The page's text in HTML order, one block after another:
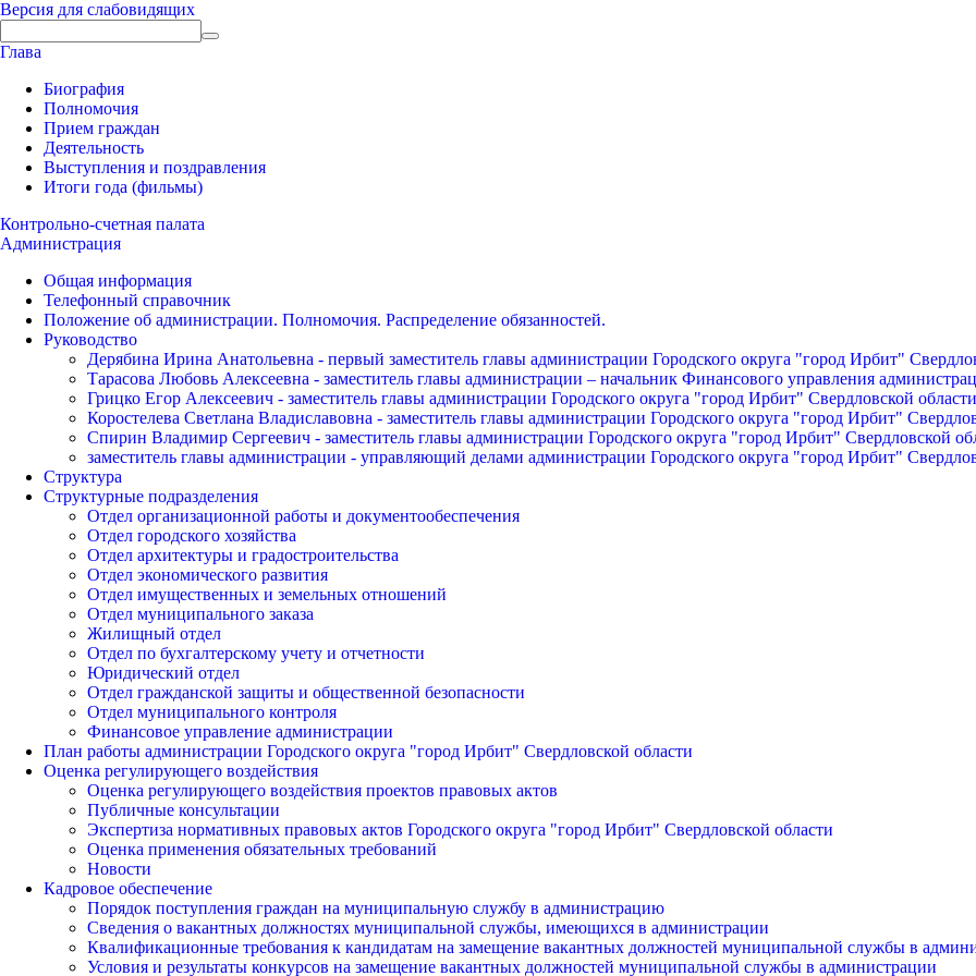
Версия для слабовидящих
Глава
Биография
Полномочия
Прием граждан
Деятельность
Выступления и поздравления
Итоги года (фильмы)
Контрольно-счетная палата
Администрация
Общая информация
Телефонный справочник
Положение об администрации. Полномочия. Распределение обязанностей.
Руководство
Дерябина Ирина Анатольевна - первый заместитель главы администрации Городского округа "город Ирбит"
Тарасова Любовь Алексеевна - заместитель главы администрации – начальник Финансового управления
Грицко Егор Алексеевич - заместитель главы администрации Городского округа "город Ирбит" Свердловской области
Коростелева Светлана Владиславовна - заместитель главы администрации Городского округа "город Ирбит"
Спирин Владимир Сергеевич - заместитель главы администрации Городского округа "город Ирбит" Свердловской
заместитель главы администрации - управляющий делами администрации Городского округа "город Ирбит"
Структура
Структурные подразделения
Отдел организационной работы и документообеспечения
Отдел городского хозяйства
Отдел архитектуры и градостроительства
Отдел экономического развития
Отдел имущественных и земельных отношений
Отдел муниципального заказа
Жилищный отдел
Отдел по бухгалтерскому учету и отчетности
Юридический отдел
Отдел гражданской защиты и общественной безопасности
Отдел муниципального контроля
Финансовое управление администрации
План работы администрации Городского округа "город Ирбит" Свердловской области
Оценка регулирующего воздействия
Оценка регулирующего воздействия проектов правовых актов
Публичные консультации
Экспертиза нормативных правовых актов Городского округа "город Ирбит" Свердловской области
Оценка применения обязательных требований
Новости
Кадровое обеспечение
Порядок поступления граждан на муниципальную службу в администрацию
Сведения о вакантных должностях муниципальной службы, имеющихся в администрации
Квалификационные требования к кандидатам на замещение вакантных должностей муниципальной службы в
Условия и результаты конкурсов на замещение вакантных должностей муниципальной службы в администрации